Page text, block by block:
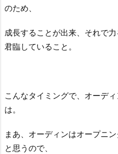
のため、
成長することが出来、それで
君臨していること。
こんなタイミングで、オーデ
は。
まあ、オーディンはオープニ
と思うので、